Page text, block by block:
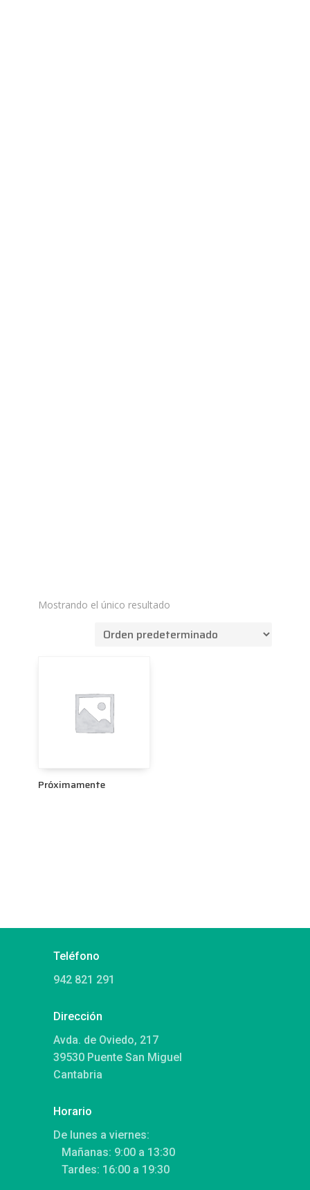
Mostrando el único resultado
Próximamente
Teléfono
942 821 291
Dirección
Avda. de Oviedo, 217
39530 Puente San Miguel
Cantabria
Horario
De lunes a viernes:
Mañanas: 9:00 a 13:30
Tardes: 16:00 a 19:30